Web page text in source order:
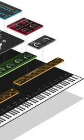
パーカッション
電子ピアノ
その他楽器